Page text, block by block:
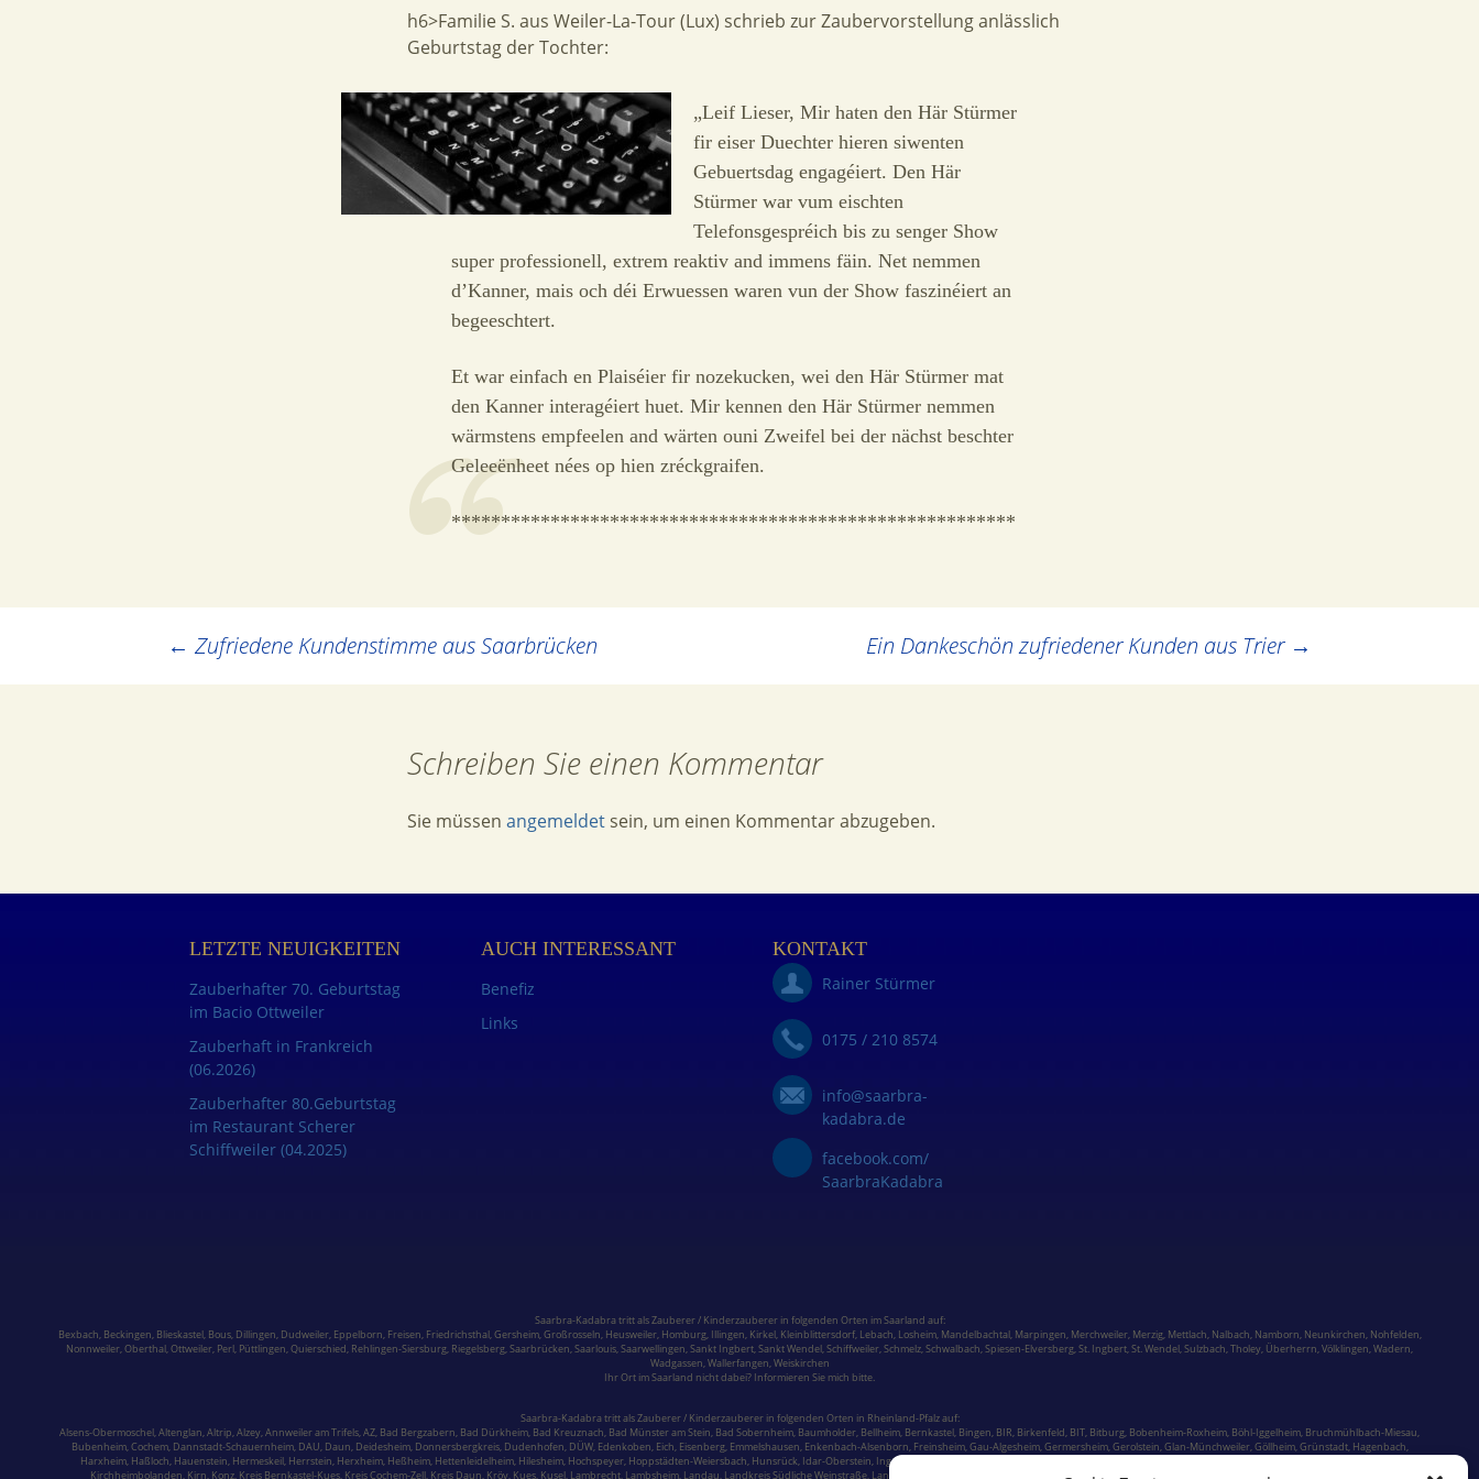
h6>Familie S. aus Weiler-La-Tour (Lux) schrieb zur Zaubervorstellung anlässlich
Geburtstag der Tochter:
„Leif Lieser, Mir haten den Här Stürmer
fir eiser Duechter hieren siwenten
Gebuertsdag engagéiert. Den Här
Stürmer war vum eischten
Telefonsgespréich bis zu senger Show
super professionell, extrem reaktiv and immens fäin. Net nemmen
d’Kanner, mais och déi Erwuessen waren vun der Show faszinéiert an
begeeschtert.
Et war einfach en Plaiséier fir nozekucken, wei den Här Stürmer mat
den Kanner interagéiert huet. Mir kennen den Här Stürmer nemmen
wärmstens empfeelen and wärten ouni Zweifel bei der nächst beschter
Geleeënheet nées op hien zréckgraifen.
*********************************************************
navigation
← Zufriedene Kundenstimme aus Saarbrücken Ein Dankeschön zufriedener Kunden aus Trier →
Schreiben Sie einen Kommentar
Sie müssen angemeldet sein, um einen Kommentar abzugeben.
LETZTE NEUIGKEITEN
Zauberhafter 70. Geburtstag
im Bacio Ottweiler
Zauberhaft in Frankreich
(06.2026)
Zauberhafter 80.Geburtstag
im Restaurant Scherer
Schiffweiler (04.2025)
AUCH INTERESSANT
Benefiz
Links
KONTAKT
Rainer Stürmer
0175 / 210 8574
info@saarbra-
kadabra.de
facebook.com/
SaarbraKadabra
Saarbra-Kadabra tritt als Zauberer / Kinderzauberer in folgenden Orten imSaarland auf:
Bexbach, Beckingen, Blieskastel, Bous, Dillingen, Dudweiler, Eppelborn, Freisen, Friedrichsthal,Gersheim,Großrosseln, Heusweiler, Homburg, Illingen, Kirkel, Kleinblittersdorf, Lebach, Losheim, Mandelbachtal, Marpingen, Merchweiler, Merzig, Mettlach, Nalbach, Namborn, Neunkirchen, Nohfelden,
Nonnweiler,Oberthal,Ottweiler, Perl, Püttlingen,Quierschied, Rehlingen-Siersburg, Riegelsberg,Saarbrücken,Saarlouis,Saarwellingen,Sankt Ingbert,Sankt Wendel,Schiffweiler,Schmelz,Schwalbach,Spiesen-Elversberg,St. Ingbert,St. Wendel,Sulzbach,Tholey, Überherrn,Völklingen,Wadern,
Wadgassen,Wallerfangen,Weiskirchen
Ihr Ort im Saarland nicht dabei? Informieren Sie mich bitte.
Saarbra-Kadabra tritt als Zauberer / Kinderzauberer in folgenden Orten in Rheinland-Pfalzauf:
Alsens-Obermoschel,Altenglan, Altrip,Alzey, Annweiler am Trifels, AZ, Bad Bergzabern, Bad Dürkheim, Bad Kreuznach, Bad Münster am Stein, Bad Sobernheim, Baumholder, Bellheim, Bernkastel, Bingen, BIR, Birkenfeld, BIT, Bitburg, Bobenheim-Roxheim, Böhl-Iggelheim, Bruchmühlbach-Miesau,
Bubenheim,Cochem,Dannstadt-Schauernheim, DAU, Daun, Deidesheim,Donnersbergkreis, Dudenhofen, DÜW, Edenkoben, Eich, Eisenberg, Emmelshausen, Enkenbach-Alsenborn, Freinsheim, Gau-Algesheim, Germersheim, Gerolstein,Glan-Münchweiler,Göllheim,Grünstadt, Hagenbach,
Harxheim, Haßloch, Hauenstein, Hermeskeil, Herrstein, Herxheim, Heßheim, Hettenleidelheim, Hilesheim, Hochspeyer, Hoppstädten-Weiersbach, Hunsrück, Idar-Oberstein, Ingelheim,
Kirchheimbolanden, Kirn, Konz, Kreis Bernkastel-Kues, Kreis Cochem-Zell, Kreis Daun, Kröv, Kues, Kusel, Lambrecht, Lambsheim, Landau, Landkreis Südliche Weinstraße, Landkreis Südwestpfalz, , Langenlonsheim, Lauterecken, LD, Limburgerhof, Lingenfeld, Lörzweiler, LU,